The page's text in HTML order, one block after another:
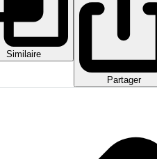
Similaire
Partager